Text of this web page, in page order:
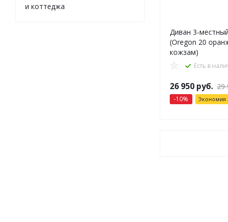
Диван 3-
(Oregon 20
кожзам)
Есть в
26 950 руб. 29
-10% Экономия
и коттеджа